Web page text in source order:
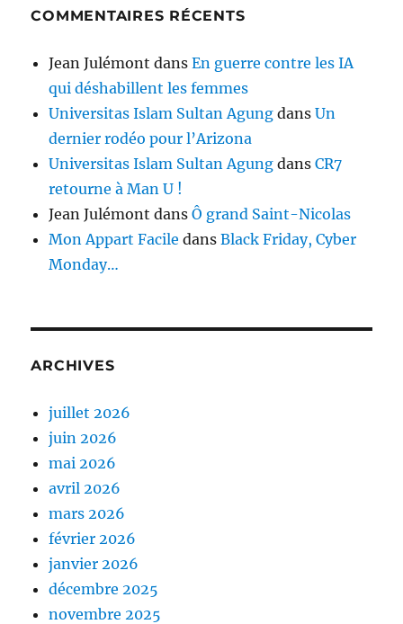
COMMENTAIRES RÉCENTS
Jean Julémont dansEn guerre contre les IA
qui déshabillent les femmes
Universitas Islam Sultan Agung dansUn
dernier rodéo pour l’Arizona
Universitas Islam Sultan Agung dansCR7
retourne à Man U !
Jean Julémont dansÔ grand Saint-Nicolas
Mon Appart Facile dansBlack Friday, Cyber
Monday…
ARCHIVES
juillet 2026
juin 2026
mai 2026
avril 2026
mars 2026
février 2026
janvier 2026
décembre 2025
novembre 2025